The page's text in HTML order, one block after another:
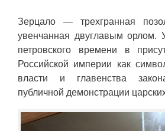
Зерцало — трехгранная
увенчанная двуглавым орлом.
петровского времени в
Российской империи как
власти и главенства
публичной демонстрации